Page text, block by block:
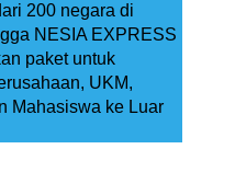
200 negara di
NESIA EXPRESS
paket untuk
UKM,
Mahasiswa ke Luar